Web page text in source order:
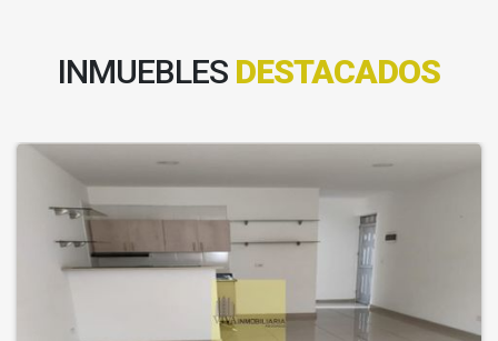
INMUEBLES DESTACADOS